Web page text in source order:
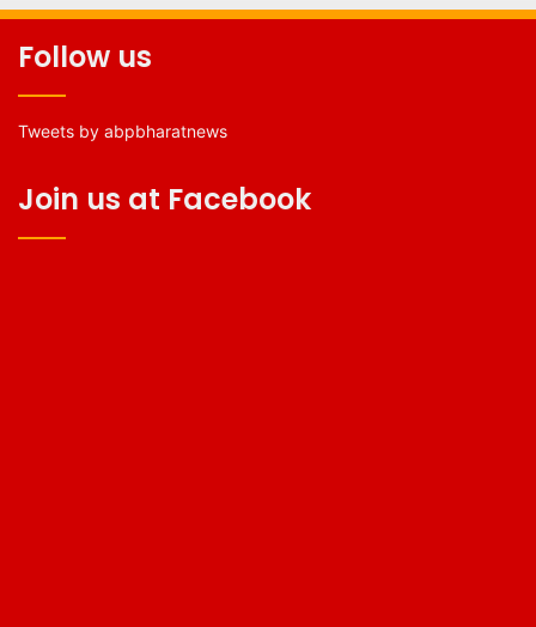
Follow us
Tweets by abpbharatnews
Join us at Facebook